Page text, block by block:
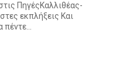
ΠηγέςΚαλλιθέας-
εκπλήξεις Και
πέντε…